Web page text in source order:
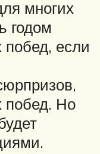
многих
годом
если
побед. Но